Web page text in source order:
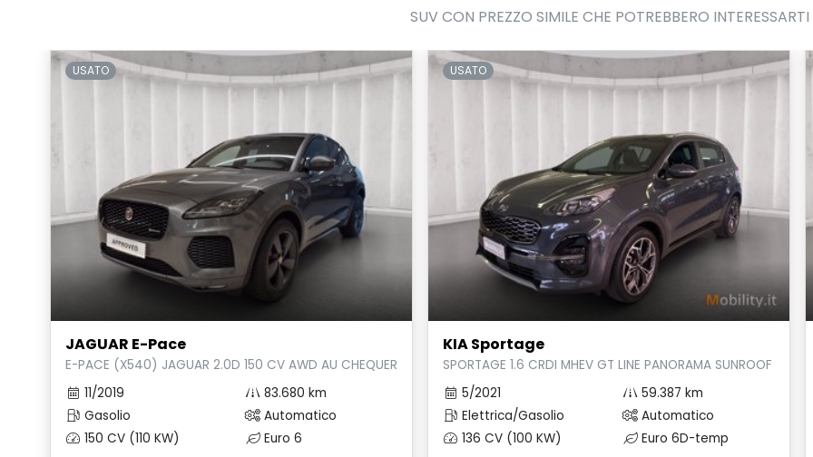
SUV CON PREZZO SIMILE CHE POTREBBERO INTERESSARTI
USATO
JAGUAR E-Pace
E-PACE (X540) JAGUAR 2.0D 150 CV AWD AU CHEQUERED FLAG
11/2019
83.680 km
Gasolio
Automatico
150 CV (110 KW)
Euro 6
USATO
KIA Sportage
SPORTAGE 1.6 CRDI MHEV GT LINE PANORAMA SUNROOF
5/2021
59.387 km
Elettrica/Gasolio
Automatico
136 CV (100 KW)
Euro 6D-temp